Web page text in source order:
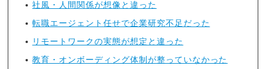
社風・人間関係が想像と違った
転職エージェント任せで企業研究不足だった
リモートワークの実態が想定と違った
教育・オンボーディング体制が整っていなかった